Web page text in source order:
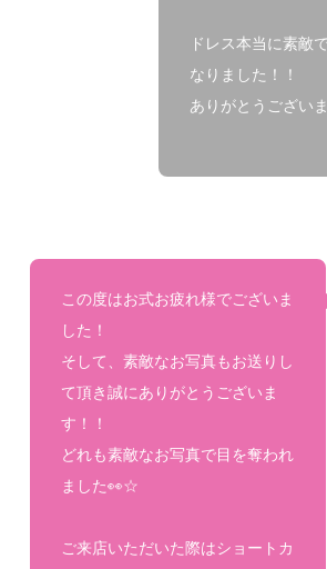
ドレス本当に素敵
なりました！！
ありがとうござい
この度はお式お疲れ様でございま
した！
そして、素敵なお写真もお送りし
て頂き誠にありがとうございま
す！！
どれも素敵なお写真で目を奪われ
ました👀☆
ご来店いただいた際はショートカ